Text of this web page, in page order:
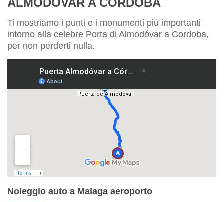
ALMODÓVAR A CORDOBA
Ti mostriamo i punti e i monumenti più importanti
intorno alla celebre Porta di Almodóvar a Cordoba,
per non perderti nulla.
Noleggio auto a Malaga aeroporto